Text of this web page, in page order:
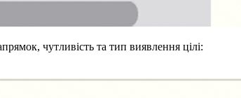
чутливість та тип виявлення цілі: